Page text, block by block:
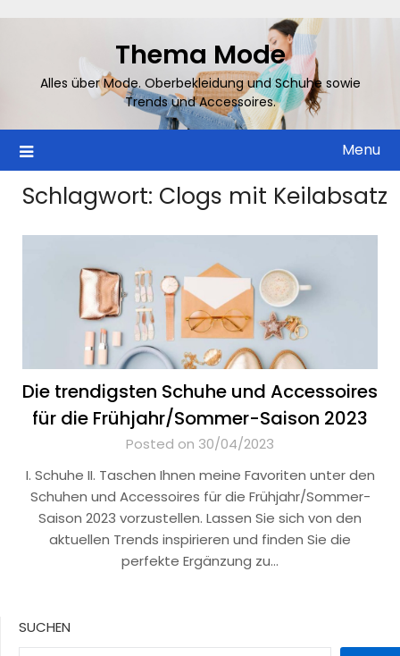
Thema Mode
Alles über Mode. Oberbekleidung und Schuhe sowie
Trends und Accessoires.
Menu
Schlagwort: Clogs mit Keilabsatz
Die trendigsten Schuhe und Accessoires
für die Frühjahr/Sommer-Saison 2023
Posted on 30/04/2023
I. Schuhe II. Taschen Ihnen meine Favoriten unter den
Schuhen und Accessoires für die Frühjahr/Sommer-
Saison 2023 vorzustellen. Lassen Sie sich von den
aktuellen Trends inspirieren und finden Sie die
perfekte Ergänzung zu…
SUCHEN